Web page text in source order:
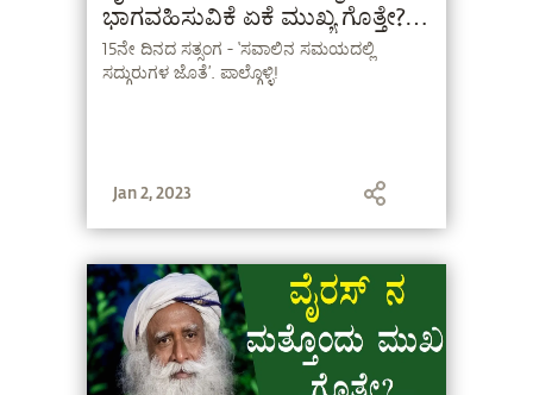
ಭಾಗವಹಿಸುವಿಕೆ ಏಕೆ ಮುಖ್ಯ ಗೊತ್ತೇ? |
Sadhguru Kannada
15ನೇ ದಿನದ ಸತ್ಸಂಗ - ‘ಸವಾಲಿನ ಸಮಯದಲ್ಲಿ
ಸದ್ಗುರುಗಳ ಜೊತೆ’. ಪಾಲ್ಗೊಳ್ಳಿ!
Jan 2, 2023